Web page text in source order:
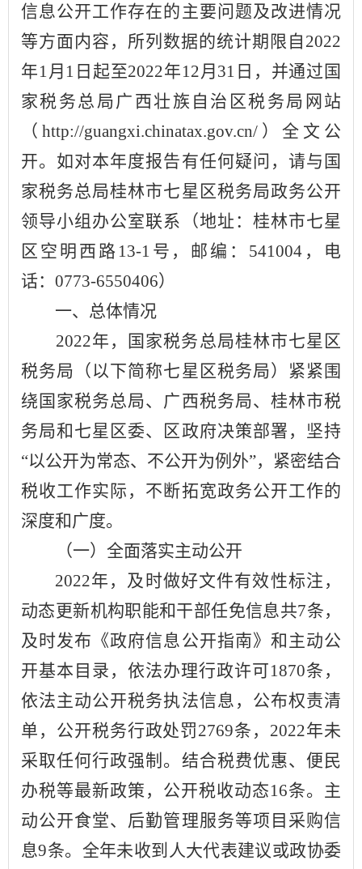
信息公开工作存在的主要问题及改进情况
等方面内容，所列数据的统计期限自 2022
年1月1日起至2022年12月31日，并通过国
家税务总局广西壮族自治区税务局网站
（http://guangxi.chinatax.gov.cn/）全文公
开。如对本年度报告有任何疑问，请与国
家税务总局桂林市七星区税务局政务公开
领导小组办公室联系（地址：桂林市七星
区空明西路13-1号，邮编：541004，电
话：0773-6550406）
一、总体情况
2022年，国家税务总局桂林市七星区
税务局（以下简称七星区税务局）紧紧围
绕国家税务总局、广西税务局、桂林市税
务局和七星区委、区政府决策部署，坚持
“以公开为常态、不公开为例外”，紧密结合
税收工作实际，不断拓宽政务公开工作的
深度和广度。
（一）全面落实主动公开
2022年，及时做好文件有效性标注 ，
动态更新机构职能和干部任免信息共7条，
及时发布《政府信息公开指南》和主动公
开基本目录，依法办理行政许可1870条，
依法主动公开税务执法信息，公布权责清
单，公开税务行政处罚2769条， 2022年未
采取任何行政强制。结合税费优惠、便民
办税等最新政策，公开税收动态16条。主
动公开食堂、后勤管理服务等项目采购信
息9条。全年未收到人大代表建议或政协委